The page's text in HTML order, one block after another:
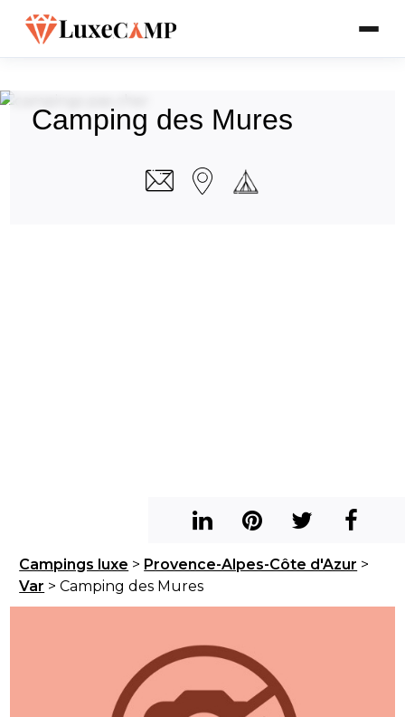
Camping des Mures
Campings luxe > Provence-Alpes-Côte d'Azur >
Var > Camping des Mures